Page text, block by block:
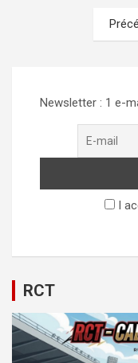
Newsletter : 1 e-
I
RCT